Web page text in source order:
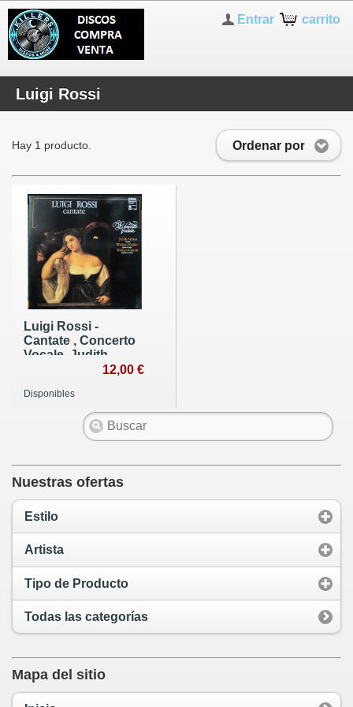
carrito
Entrar
Luigi Rossi
Ordenar por
Hay 1 producto.
Luigi Rossi -
Cantate , Concerto
Vocale, Judith
12,00 €
Disponibles
Nuestras ofertas
Estilo
Artista
Tipo de Producto
Todas las categorías
Mapa del sitio